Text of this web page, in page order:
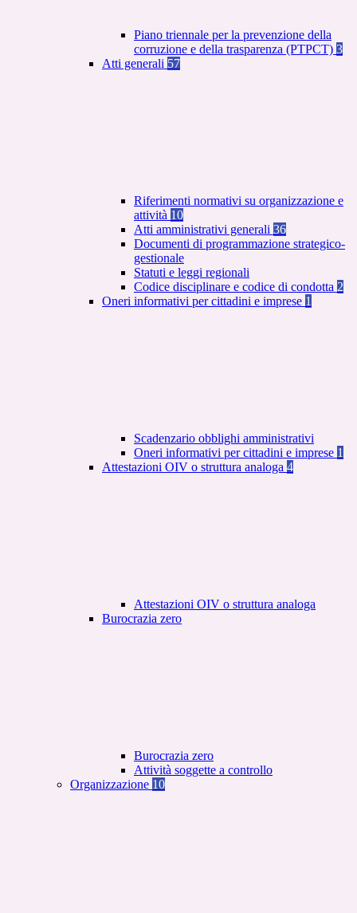
Piano triennale per la prevenzione della
corruzione e della trasparenza (PTPCT) 3
Atti generali 57
Riferimenti normativi su organizzazione e
attività 10
Atti amministrativi generali 36
Documenti di programmazione strategico-
gestionale
Statuti e leggi regionali
Codice disciplinare e codice di condotta 2
Oneri informativi per cittadini e imprese 1
Scadenzario obblighi amministrativi
Oneri informativi per cittadini e imprese 1
Attestazioni OIV o struttura analoga 4
Attestazioni OIV o struttura analoga
Burocrazia zero
Burocrazia zero
Attività soggette a controllo
Organizzazione 10